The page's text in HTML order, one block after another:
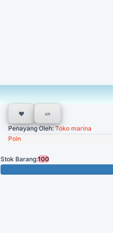
Penayang Oleh:Toko marina
Poin
Stok Barang:100